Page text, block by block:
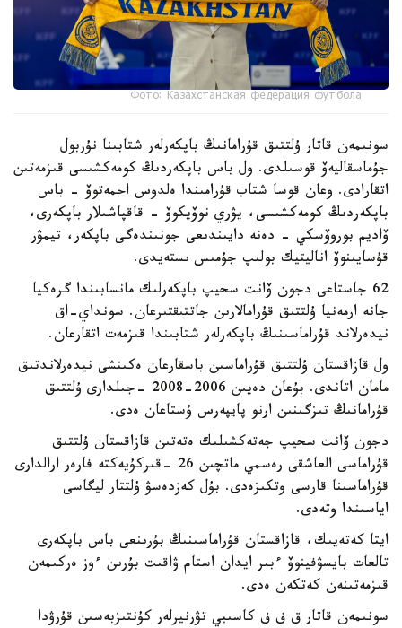
Фото: Казахстанская федерация футбола
سونىمەن قاتار ۇلتتىق قۇرامانىڭ باپكەرلەر شتابىنا نۇربول
جۇماسقاليەۆ قوسىلدى. ول باس باپكەردىڭ كومەكشىسى قىزمەتىن
اتقارادى. وعان قوسا شتاب قۇرامىندا ەلدوس احمەتوۆ - باس
باپكەردىڭ كومەكشىسى، يۋري نوۆيكوۆ - قاقپاشىلار باپكەرى،
ۆاديم بوروۆسكي - دەنە دايىندىعى جونىندەگى باپكەر، تيمۋر
قۇسايىنوۆ اناليتيك بولىپ جۇمىس ىستەيدى.
62 جاستاعى دجون ۆانت سحيپ باپكەرلىك مانسابىندا گرەكيا
جانە ارمەنيا ۇلتتىق قۇرامالارىن جاتتىقتىرعان. سونداي-اق
نيدەرلاند قۇراماسىنىڭ باپكەرلەر شتابىندا قىزمەت اتقارعان.
ول قازاقستان ۇلتتىق قۇراماسىن باسقارعان ەكىنشى نيدەرلاندتىق
مامان اتاندى. بۇعان دەيىن 2006-2008 -جىلدارى ۇلتتىق
قۇرامانىڭ تىزگىنىن ارنو پايپەرس ۇستاعان ەدى.
دجون ۆانت سحيپ جەتەكشىلىك ەتەتىن قازاقستان ۇلتتىق
قۇراماسى العاشقى رەسمي ماتچىن 26 -قىركۇيەكتە فارەر ارالدارى
قۇراماسىنا قارسى وتكىزەدى. بۇل كەزدەسۋ ۇلتتار ليگاسى
اياسىندا وتەدى.
ايتا كەتەيىك، قازاقستان قۇراماسىنىڭ بۇرىنعى باس باپكەرى
تالعات بايسۋفينوۆ ءبىر ايدان استام ۋاقىت بۇرىن ءوز ەركىمەن
قىزمەتىنەن كەتكەن ەدى.
سونىمەن قاتار ق ف ف كاسىبي تۋرنيرلەر كۇنتىزبەسىن قۇرۋدا